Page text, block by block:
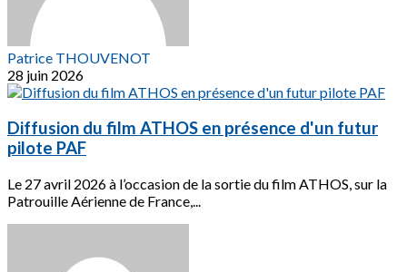
Patrice THOUVENOT
28 juin 2026
Diffusion du film ATHOS en présence d'un futur
pilote PAF
Le 27 avril 2026 à l’occasion de la sortie du film ATHOS, sur la
Patrouille Aérienne de France,...